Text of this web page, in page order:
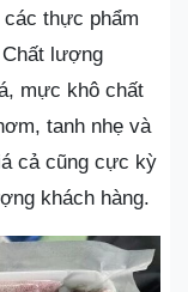
các thực phẩm
lượng
mực khô chất
tanh nhẹ và
cả cũng cực kỳ
khách hàng.